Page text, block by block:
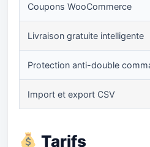
Coupons WooCommerce
Livraison gratuite intelligente
Protection anti-double
Import et export CSV
Tarifs